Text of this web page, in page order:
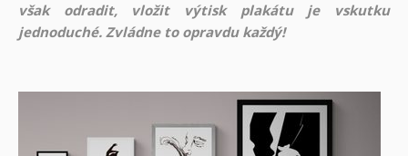
však odradit, vložit výtisk plakátu je vskutku
jednoduché. Zvládne to opravdu každý!